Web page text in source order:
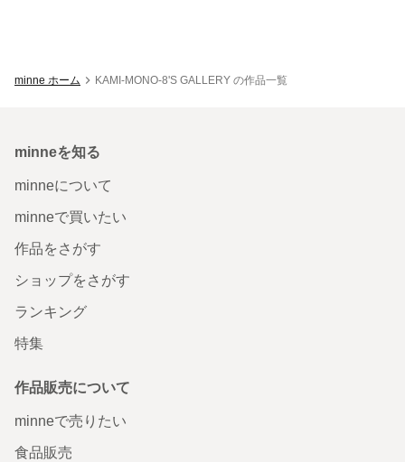
minne ホーム KAMI-MONO-8'S GALLERY の作品一覧
minneを知る
minneについて
minneで買いたい
作品をさがす
ショップをさがす
ランキング
特集
作品販売について
minneで売りたい
食品販売